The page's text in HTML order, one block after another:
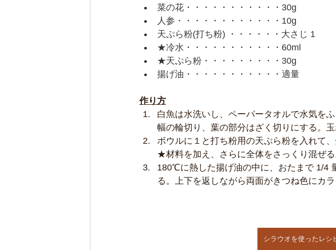
菜の花・・・・・・・・・・・30g
人参・・・・・・・・・・・・10g
天ぷら粉(打ち粉) ・・・・・・大さじ 1
★冷水・・・・・・・・・・・60ml
★天ぷら粉・・・・・・・・・30g
揚げ油・・・・・・・・・・・適量
作り方
白魚は水洗いし、ペーパータオルで水気を
幅の輪切り、葉の部分はざく切りにする。
ボウルに１と打ち粉用の天ぷら粉を入れて
★材料を加え、さらに全体をさっくり混ぜる
180℃に熱した揚げ油の中に、おたまで 1/4
る。上下を返しながら両面がきつね色にカ
シラウオを使ったレシ